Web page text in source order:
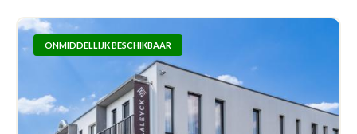
ONMIDDELLIJK BESCHIKBAAR